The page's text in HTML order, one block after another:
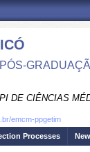
DE CIÊNCIAS
emcm-ppgetim
Processes